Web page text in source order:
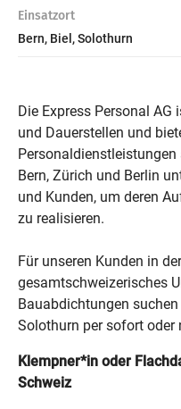
Einsatzort
Bern, Biel, Solothurn
Die Express Personal
und Dauerstellen und
Bern, Zürich und Berlin
und Kunden, um deren
zu realisieren.
Für unseren Kunden in
gesamtschweizerisches
Bauabdichtungen
Solothurn per sofort oder
Klempner*in oder
Schweiz